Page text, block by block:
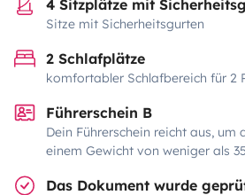
4 Sitzplätze mit
Sitze mit Sicherheitsgurten
2 Schlafplätze
komfortabler Schlafbereich für 2
Führerschein B
Dein Führerschein reicht aus, um
einem Gewicht von weniger als
Das Dokument wurde